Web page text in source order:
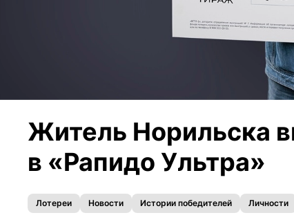
Житель Норильска
в «Рапидо Ультра»
Лотереи Новости Истории победителей Личности